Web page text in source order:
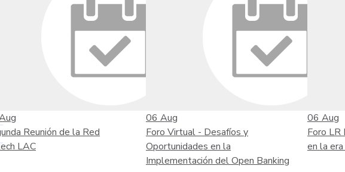
Reunión de la Red
LAC
06 Aug
Foro Virtual - Desafíos y
Oportunidades en la
Implementación del Open Banking
06 Aug
Foro LR
en la